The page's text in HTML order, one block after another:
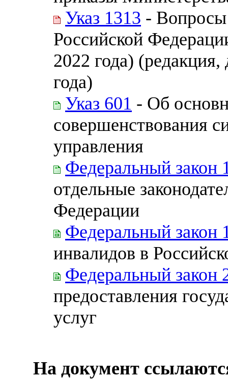
Указ 1313 -
Российской
2022 года)
года)
Указ 601 - Об
совершенствования
управления
Федеральный закон
отдельные
Федерации
Федеральный закон
инвалидов в
Федеральный закон
предоставления
услуг
На документ